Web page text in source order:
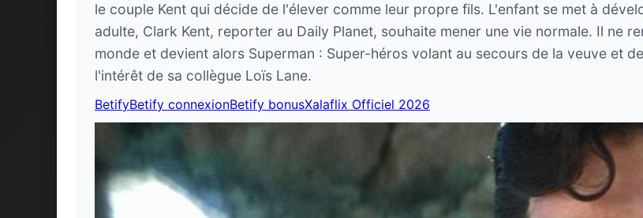
le couple Kent qui décide de l'élever comme leur propre fils. L'enfant se met à
adulte, Clark Kent, reporter au Daily Planet, souhaite mener une vie normale. Il ne
monde et devient alors Superman : Super-héros volant au secours de la veuve et
l'intérêt de sa collègue Loïs Lane.
BetifyBetify connexionBetify bonusXalaflix Officiel 2026